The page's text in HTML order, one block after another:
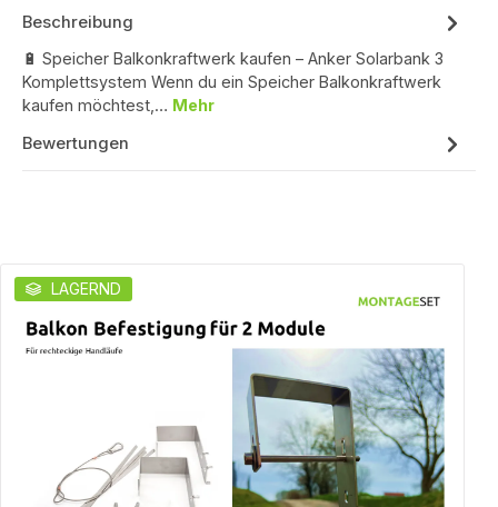
Beschreibung
🔋 Speicher Balkonkraftwerk kaufen – Anker Solarbank 3
Komplettsystem Wenn du ein Speicher Balkonkraftwerk
kaufen möchtest,… Mehr
Bewertungen
Produktgalerie überspringen
LAGERND